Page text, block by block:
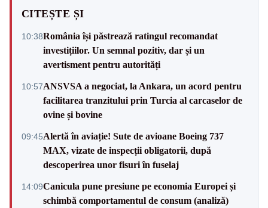
CITEȘTE ȘI
10:38România își păstrează ratingul recomandat
investițiilor. Un semnal pozitiv, dar și un
avertisment pentru autorități
10:57ANSVSA a negociat, la Ankara, un acord pentru
facilitarea tranzitului prin Turcia al carcaselor de
ovine și bovine
09:45Alertă în aviație! Sute de avioane Boeing 737
MAX, vizate de inspecții obligatorii, după
descoperirea unor fisuri în fuselaj
14:09Canicula pune presiune pe economia Europei și
schimbă comportamentul de consum (analiză)